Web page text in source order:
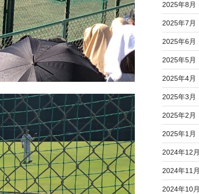
2025年8月
2025年7月
2025年6月
2025年5月
2025年4月
2025年3月
2025年2月
2025年1月
2024年12月
2024年11月
2024年10月